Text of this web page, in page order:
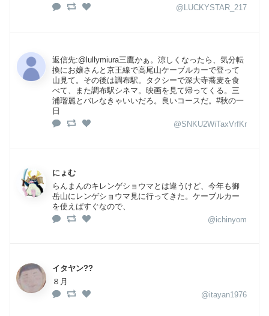
@LUCKYSTAR_217
返信先:@lullymiura三鷹かぁ。涼しくなったら、気分転
換にお嬢さんと京王線で高尾山ケーブルカーで登って
山見て。その後は調布駅。タクシーで深大寺蕎麦を食
べて、また調布駅シネマ。映画を見て帰ってくる。三
浦瑠麗とバレなきゃいいだろ。良いコースだ。#秋の一
日
@SNKU2WiTaxVrfKr
にょむ
らんまんのキレンゲショウマとは違うけど、今年も御
岳山にレンゲショウマ見に行ってきた。ケーブルカー
を使えばすぐなので、
@ichinyom
イタヤン??
８月
@itayan1976